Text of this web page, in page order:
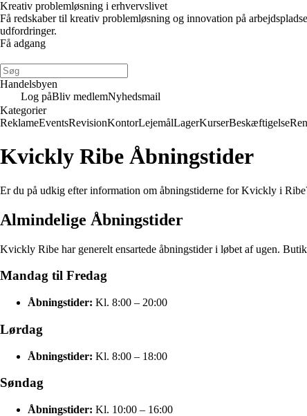
Kreativ problemløsning i erhvervslivet
Få redskaber til kreativ problemløsning og innovation på
udfordringer.
Få adgang
Handelsbyen
Log påBliv medlemNyhedsmail
Kategorier
ReklameEventsRevisionKontorLejemålLagerKurserBeskæftigelse
Kvickly Ribe Åbningstider
Er du på udkig efter information om åbningstiderne for Kvickly i
Almindelige Åbningstider
Kvickly Ribe har generelt ensartede åbningstider i løbet af ugen.
Mandag til Fredag
Åbningstider: Kl. 8:00 – 20:00
Lørdag
Åbningstider: Kl. 8:00 – 18:00
Søndag
Åbningstider: Kl. 10:00 – 16:00